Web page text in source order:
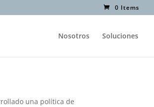
0 Items
Nosotros Soluciones
una política de